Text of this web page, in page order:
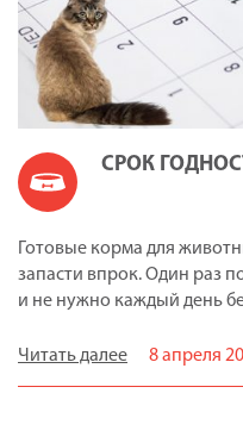
СРОК
Готовые корма для
запасти впрок. Один раз
и не нужно каждый день
Читать далее 8 апреля